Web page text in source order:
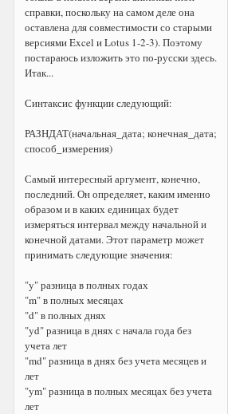
справки, поскольку на самом деле она
оставлена для совместимости со старыми
версиями Excel и Lotus 1-2-3). Поэтому
постараюсь изложить это по-русски здесь.
Итак...
Синтаксис функции следующий:
РАЗНДАТ(начальная_дата; конечная_дата;
способ_измерения)
Самый интересный аргумент, конечно,
последний. Он определяет, каким именно
образом и в каких единицах будет
измеряться интервал между начальной и
конечной датами. Этот параметр может
принимать следующие значения:
"y" разница в полных годах
"m" в полных месяцах
"d" в полных днях
"yd" разница в днях с начала года без
учета лет
"md" разница в днях без учета месяцев и
лет
"ym" разница в полных месяцах без учета
лет